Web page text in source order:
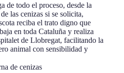
de todo el proceso, desde la
las cenizas si se solicita,
reciba el trato digno que
en toda Cataluña y realiza
de Llobregat, facilitando la
animal con sensibilidad y